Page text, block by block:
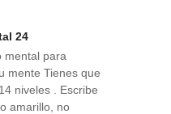
24
mental para
mente Tienes que
niveles . Escribe
amarillo, no